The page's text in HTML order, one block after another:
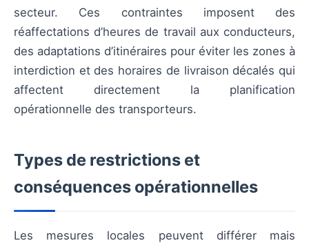
secteur. Ces contraintes imposent des
réaffectations d’heures de travail aux conducteurs,
des adaptations d’itinéraires pour éviter les zones à
interdiction et des horaires de livraison décalés qui
affectent directement la planification
opérationnelle des transporteurs.
Types de restrictions et
conséquences opérationnelles
Les mesures locales peuvent différer mais